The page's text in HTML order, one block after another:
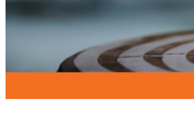
Yayın Tarihi: 21 Temmuz 2023
Detay bilgiler:
https://